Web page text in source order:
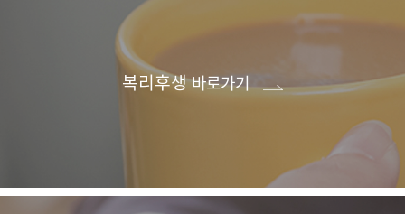
복리후생바로가기